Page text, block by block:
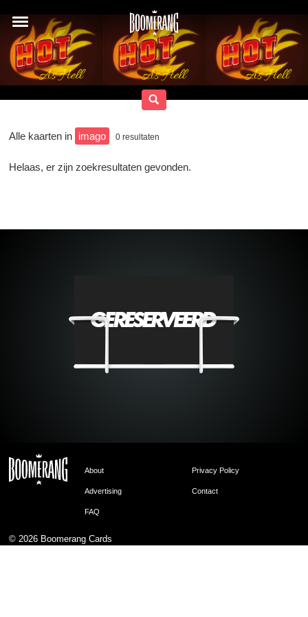
Alle kaarten in imago 0 resultaten
Helaas, er zijn zoekresultaten gevonden.
About Privacy Policy
Advertising Contact
FAQ
© 2026 Boomerang Cards